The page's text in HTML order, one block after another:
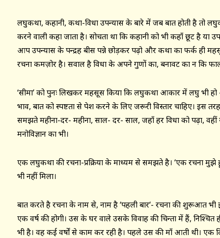
लघुकथा, कहानी, कथा-विधा उपन्यास के बारे में जब बात होती है तो
करने वाली कहा जाता है। सोचता था कि कहानी को भी कहाँ छूट है या
आप उपन्यास के पन्द्रह बीस पन्ने छोड़कर पढ़ो और कथा का फर्क ही
रचना कमज़ोर है। सवाल है विधा के अपने गुणों का, बनावट का न कि
‘सीमा’ को पुनः लिखकर महसूस किया कि लघुकथा आकार में लघु भी
भाव, बात को स्पष्टता से पेश करने के लिए जरूरी विस्तार चाहिए। इस
समझते महीना-दर- महीना, साल- दर- साल, जहाँ हर विधा को पढ़ा, वहीं
मनोविज्ञान का भी।
एक लघुकथा की रचना-प्रक्रिया के माध्यम से समझते है। ‘एक रचना मुझे
भी नहीं मिला।
बात करते है रचना के नाम से, नाम है ‘पहली बार‘- रचना की शुरूआत
एक वर्ष की होगी। उस के घर वाले उसके विवाह की चिन्ता में हैं, निश्चित
भी है। वह कई वर्षों से काम कर रही है। पहले उस की माँ आती थी। एक